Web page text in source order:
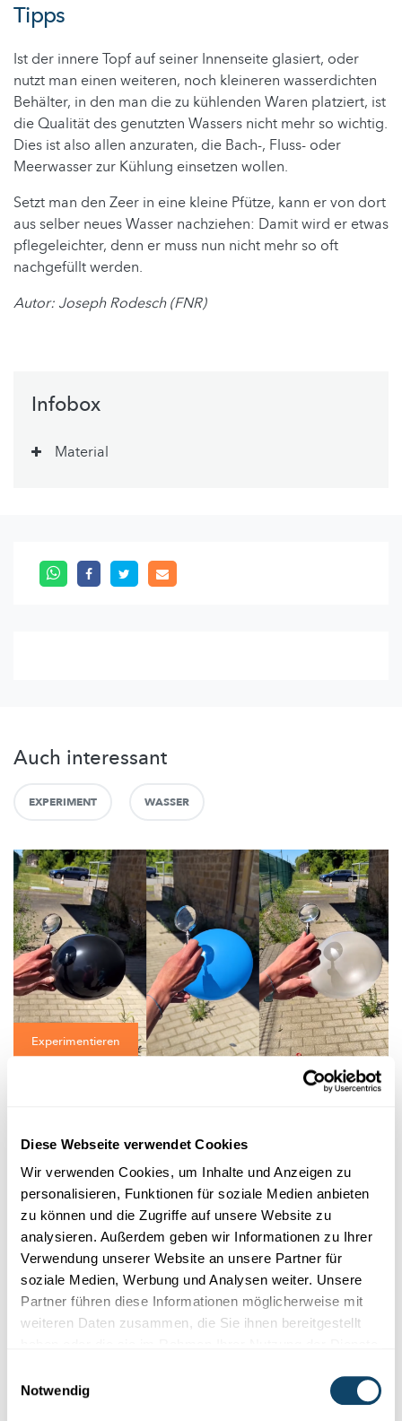
Diese Webseite verwendet Cookies
Wir verwenden Cookies, um Inhalte und Anzeigen zu
personalisieren, Funktionen für soziale Medien anbieten
zu können und die Zugriffe auf unsere Website zu
analysieren. Außerdem geben wir Informationen zu Ihrer
Verwendung unserer Website an unsere Partner für
soziale Medien, Werbung und Analysen weiter. Unsere
Partner führen diese Informationen möglicherweise mit
weiteren Daten zusammen, die Sie ihnen bereitgestellt
Notwendig
Tipps
Ist der innere Topf auf seiner Innenseite glasiert, oder
nutzt man einen weiteren, noch kleineren wasserdichten
Behälter, in den man die zu kühlenden Waren platziert, ist
die Qualität des genutzten Wassers nicht mehr so wichtig.
Dies ist also allen anzuraten, die Bach-, Fluss- oder
Meerwasser zur Kühlung einsetzen wollen.
Setzt man den Zeer in eine kleine Pfütze, kann er von dort
aus selber neues Wasser nachziehen: Damit wird er etwas
pflegeleichter, denn er muss nun nicht mehr so oft
nachgefüllt werden.
Autor: Joseph Rodesch (FNR)
Infobox
Material
Auch interessant
EXPERIMENT WASSER
Experimentieren
FNR
Experimentieren